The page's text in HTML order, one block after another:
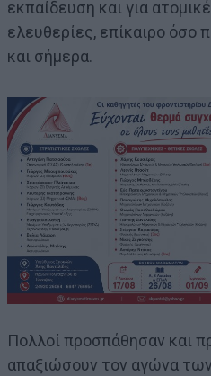
εκπαίδευση και για
ελευθερίες, επίκαιρο όσο
και σήμερα.
Πολλοί προσπάθησαν και
απαξιώσουν τον αγώνα